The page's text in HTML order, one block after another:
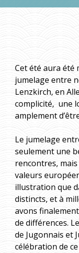
Cet été aura été
jumelage entre
Lenzkirch, en
complicité, une
amplement
Le jumelage
seulement une
rencontres,
valeurs
illustration que
distincts, et à
avons
de différences.
de Jugonnais et
célébration de